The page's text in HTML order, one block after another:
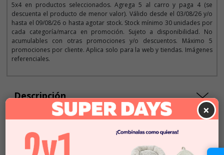
5x4 en productos seleccionados. Agrega 5 al carro y paga 4 (se
descuenta el producto de menor valor). Válido desde el 03/08/26 y/o
hasta el 09/08/26 o hasta agotar stock. Stock mínimo 30 unidades por
cada categoría/marca en promoción. Sujeto a disponibilidad. No
acumulables con otras promociones y/o descuentos. Máximo 5
promociones por cliente. Aplica solo para la web y tiendas. Imágenes
referenciales.
Descripción
Cantidad:
- +
En Stock
×